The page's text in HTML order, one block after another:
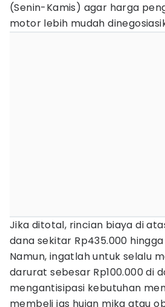
(Senin-Kamis) agar harga
motor lebih mudah
Jika ditotal, rincian biaya di
dana sekitar Rp435.000
Namun, ingatlah untuk selalu
darurat sebesar Rp100.000 di
mengantisipasi kebutuhan
membeli jas hujan mika atau